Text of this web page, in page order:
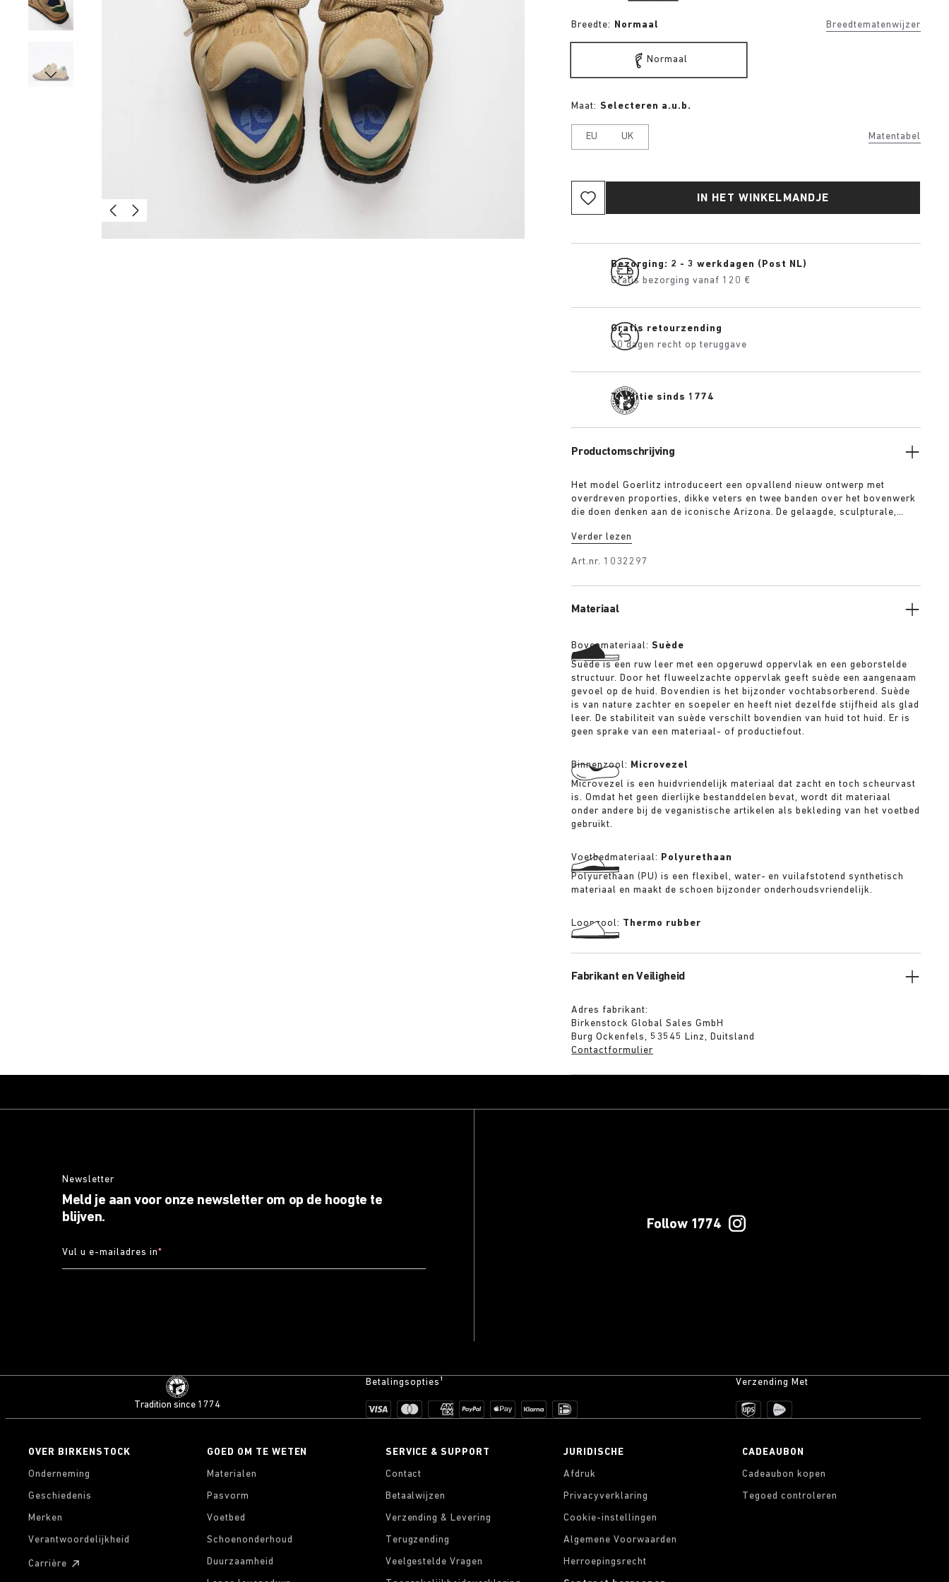
Breedte: Normaal Breedtematenwijzer
Normaal
Matentabel
Maat: Selecteren a.u.b.
EU UK
IN HET WINKELMANDJE
Bezorging: 2 - 3 werkdagen (Post NL)
Gratis bezorging vanaf 120 €
Gratis retourzending
30 dagen recht op teruggave
Traditie sinds 1774
Productomschrijving
Het model Goerlitz introduceert een opvallend nieuw ontwerp met
overdreven proporties, dikke veters en twee banden over het bovenwerk
die doen denken aan de iconische Arizona. De gelaagde, sculpturale,
terwijl het luxe suède in warme kleuren een zekere diepte, textuur en
Verder lezen
Art.nr. 1032297
Materiaal
Bovenmateriaal:Suède
Suède is een ruw leer met een opgeruwd oppervlak en een geborstelde
structuur. Door het fluweelzachte oppervlak geeft suède een aangenaam
gevoel op de huid. Bovendien is het bijzonder vochtabsorberend. Suède
is van nature zachter en soepeler en heeft niet dezelfde stijfheid als glad
leer. De stabiliteit van suède verschilt bovendien van huid tot huid. Er is
geen sprake van een materiaal- of productiefout.
Binnenzool: Microvezel
Microvezel is een huidvriendelijk materiaal dat zacht en toch scheurvast
is. Omdat het geen dierlijke bestanddelen bevat, wordt dit materiaal
onder andere bij de veganistische artikelen als bekleding van het voetbed
gebruikt.
Voetbedmateriaal: Polyurethaan
Polyurethaan (PU) is een flexibel, water- en vuilafstotend synthetisch
materiaal en maakt de schoen bijzonder onderhoudsvriendelijk.
Loopzool: Thermo rubber
Fabrikant en Veiligheid
Adres fabrikant:
Birkenstock Global Sales GmbH
Burg Ockenfels, 53545 Linz, Duitsland
Contactformulier
Newsletter
Meld je aan voor onze newsletter om op de hoogte te
blijven.
Vul u e-mailadres in*
Follow 1774
Tradition since 1774
Betalingsopties¹ Verzending Met
OVER BIRKENSTOCK
Onderneming
Geschiedenis
Merken
Verantwoordelijkheid
Carrière
GOED OM TE WETEN
Materialen
Pasvorm
Voetbed
Schoenonderhoud
Duurzaamheid
SERVICE & SUPPORT
Contact
Betaalwijzen
Verzending & Levering
Terugzending
Veelgestelde Vragen
JURIDISCHE
Afdruk
Privacyverklaring
Cookie-instellingen
Algemene Voorwaarden
Herroepingsrecht
CADEAUBON
Cadeaubon kopen
Tegoed controleren